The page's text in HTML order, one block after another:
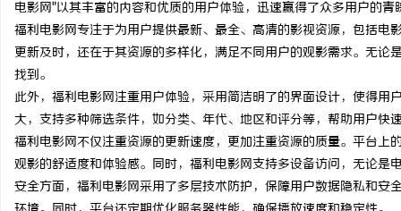
电影网"以其丰富的内容和优质的用户体验，迅速赢得了众多用户的青
福利电影网专注于为用户提供最新、最全、高清的影视资源，包括
更新及时，还在于其资源的多样化，满足不同用户的观影需求。无
找到。
此外，福利电影网注重用户体验，采用简洁明了的界面设计，使得
大，支持多种筛选条件，如分类、年代、地区和评分等，帮助用户快
福利电影网不仅注重资源的更新速度，更加注重资源的质量。平台
观影的舒适度和体验感。同时，福利电影网支持多设备访问，无论是
安全方面，福利电影网采用了多层技术防护，保障用户数据隐私和